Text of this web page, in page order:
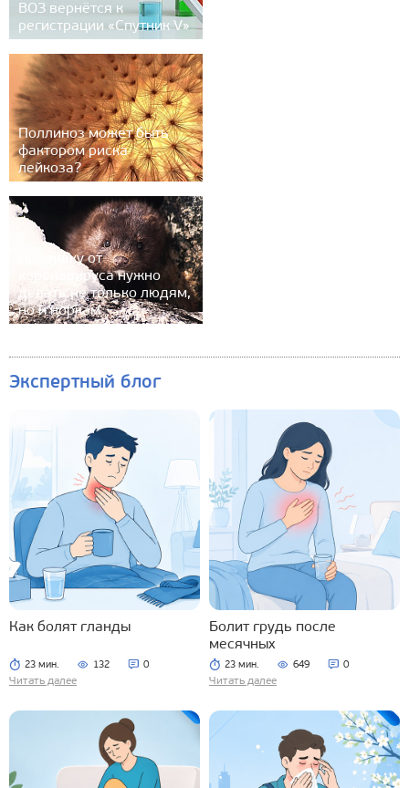
ВОЗ вернётся к
регистрации «Спутник V»
Поллиноз может быть
фактором риска
лейкоза?
Прививку от
коронавируса нужно
делать не только людям,
но и норкам
Экспертный блог
Как болят гланды
23 мин. 132 0
Читать далее
Болит грудь после
месячных
23 мин. 649 0
Читать далее